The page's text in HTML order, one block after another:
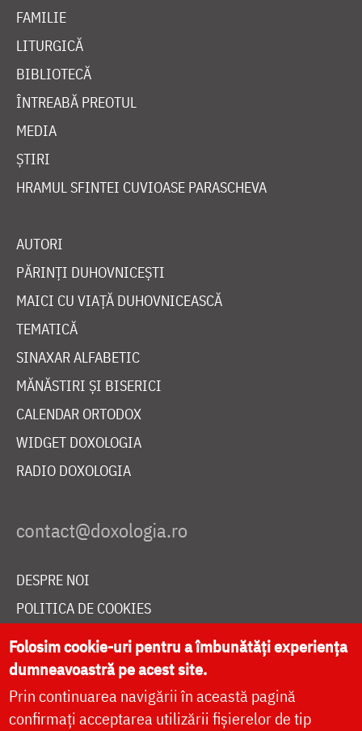
FAMILIE
LITURGICĂ
BIBLIOTECĂ
ÎNTREABĂ PREOTUL
MEDIA
ȘTIRI
HRAMUL SFINTEI CUVIOASE PARASCHEVA
AUTORI
PĂRINȚI DUHOVNICEȘTI
MAICI CU VIAȚĂ DUHOVNICEASCĂ
TEMATICĂ
SINAXAR ALFABETIC
MĂNĂSTIRI ȘI BISERICI
CALENDAR ORTODOX
WIDGET DOXOLOGIA
RADIO DOXOLOGIA
DESPRE NOI
POLITICA DE COOKIES
DONEAZĂ ONLINE PENTRU CATEDRALA NAȚIONALĂ
LIVE
Folosim cookie-uri pentru a îmbunătăți experiența
dumneavoastră pe acest site.
Prin continuarea navigării în această pagină
confirmați acceptarea utilizării fișierelor de tip